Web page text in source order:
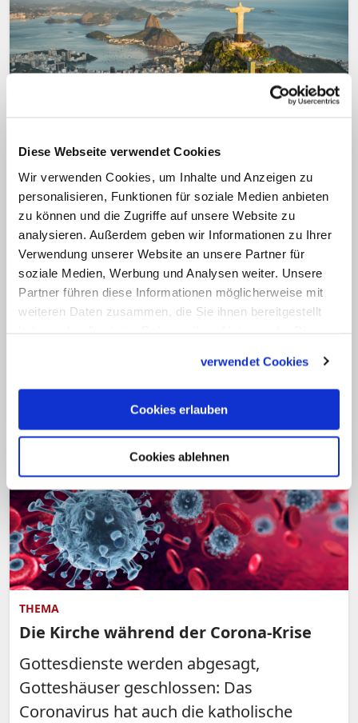
Diese Webseite verwendet Cookies
Wir verwenden Cookies, um Inhalte und Anzeigen zu
personalisieren, Funktionen für soziale Medien anbieten
zu können und die Zugriffe auf unsere Website zu
analysieren. Außerdem geben wir Informationen zu Ihrer
Verwendung unserer Website an unsere Partner für
soziale Medien, Werbung und Analysen weiter. Unsere
Partner führen diese Informationen möglicherweise mit
weiteren Daten zusammen, die Sie ihnen bereitgestellt
verwendet Cookies
Cookies erlauben
Cookies ablehnen
Lateinamerika: Bislang mindestens
acht Bischöfe an Covid-19 gestorben
Lateinamerika ist von der Corona-
Pandemie besonders stark betroffen. Das
spürt auch die katholische Kirche: Laut
"Kirche in Not" sind auf dem Kontinent
Hunderte weitere Geistliche an Covid-19
THEMA
Die Kirche während der Corona-Krise
Gottesdienste werden abgesagt,
Gotteshäuser geschlossen: Das
Coronavirus hat auch die katholische